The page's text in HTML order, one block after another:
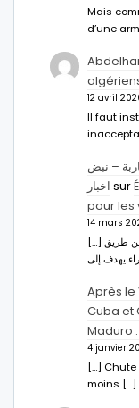
Mais
d’une
12 avril
Il faut
– نبض
اخبار sur
pour les
14 mars
[…] الإعلان عن طريق Ahmed Abdel-Latifسفير مصر بالرباط.
Après le
Cuba et
Maduro
4 janvier
[…]
moins […]